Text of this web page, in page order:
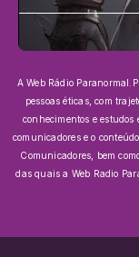
A Web Rádio
pessoas éticas, com
conhecimentos e
comunicadores e o
Comunicadores, bem
das quais a Web Radio